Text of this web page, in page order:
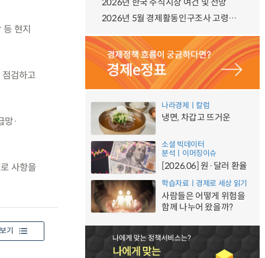
현지
검하고
망·
사항을
기
2026년 한국 주식시장 여건 및 전망
2026년 5월 경제활동인구조사 고령층 부가조사 결과
나라경제ㅣ칼럼
냉면, 차갑고 뜨거운
소셜 빅데이터
분석ㅣ이머징이슈
[2026.06] 원·달러 환율
학습자료ㅣ경제로 세상 읽기
사람들은 어떻게 위험을
함께 나누어 왔을까?